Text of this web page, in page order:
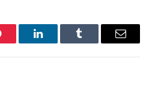
LinkedInTumblr Email